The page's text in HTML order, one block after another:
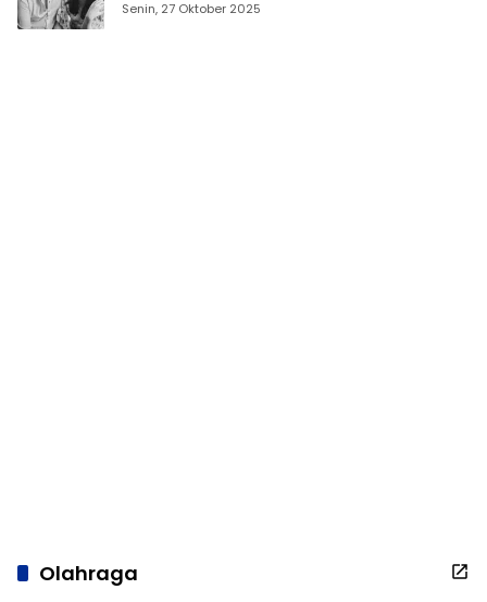
Senin, 27 Oktober 2025
Olahraga